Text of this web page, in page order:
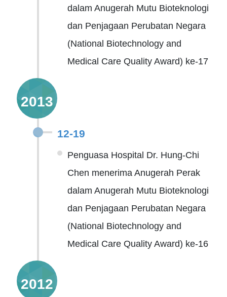
dalam Anugerah Mutu Bioteknologi
dan Penjagaan Perubatan Negara
(National Biotechnology and
Medical Care Quality Award) ke-17
2013
12-19
Penguasa Hospital Dr. Hung-Chi
Chen menerima Anugerah Perak
dalam Anugerah Mutu Bioteknologi
dan Penjagaan Perubatan Negara
(National Biotechnology and
Medical Care Quality Award) ke-16
2012